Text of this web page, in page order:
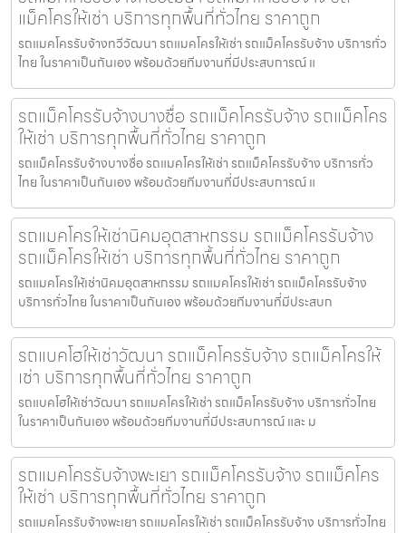
แม็คโครให้เช่า บริการทุกพื้นที่ทั่วไทย ราคาถูก
รถแมคโครรับจ้างทวีวัฒนา รถแมคโครให้เช่า รถแม็คโครรับจ้าง บริการทั่ว
ไทย ในราคาเป็นกันเอง พร้อมด้วยทีมงานที่มีประสบการณ์ แ
รถแม็คโครรับจ้างบางซื่อ รถแม็คโครรับจ้าง รถแม็คโคร
ให้เช่า บริการทุกพื้นที่ทั่วไทย ราคาถูก
รถแม็คโครรับจ้างบางซื่อ รถแมคโครให้เช่า รถแม็คโครรับจ้าง บริการทั่ว
ไทย ในราคาเป็นกันเอง พร้อมด้วยทีมงานที่มีประสบการณ์ แ
รถแมคโครให้เช่านิคมอุตสาหกรรม รถแม็คโครรับจ้าง
รถแม็คโครให้เช่า บริการทุกพื้นที่ทั่วไทย ราคาถูก
รถแมคโครให้เช่านิคมอุตสาหกรรม รถแมคโครให้เช่า รถแม็คโครรับจ้าง
บริการทั่วไทย ในราคาเป็นกันเอง พร้อมด้วยทีมงานที่มีประสบก
รถแบคโฮให้เช่าวัฒนา รถแม็คโครรับจ้าง รถแม็คโครให้
เช่า บริการทุกพื้นที่ทั่วไทย ราคาถูก
รถแบคโฮให้เช่าวัฒนา รถแมคโครให้เช่า รถแม็คโครรับจ้าง บริการทั่วไทย
ในราคาเป็นกันเอง พร้อมด้วยทีมงานที่มีประสบการณ์ และ ม
รถแมคโครรับจ้างพะเยา รถแม็คโครรับจ้าง รถแม็คโคร
ให้เช่า บริการทุกพื้นที่ทั่วไทย ราคาถูก
รถแมคโครรับจ้างพะเยา รถแมคโครให้เช่า รถแม็คโครรับจ้าง บริการทั่วไทย